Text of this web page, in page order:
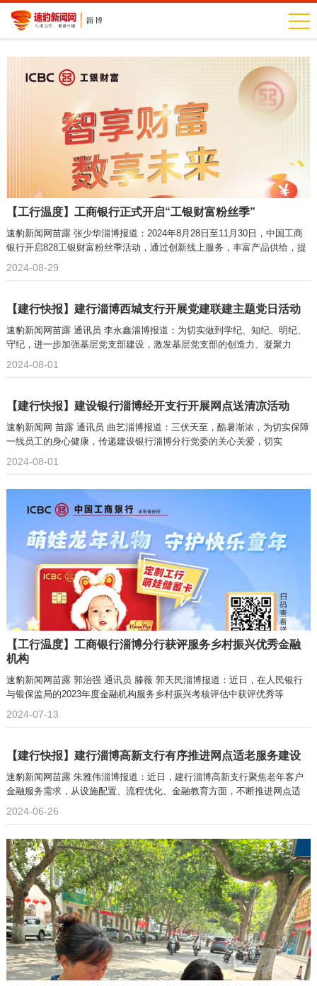
【工行温度】工商银行正式开启“工银财富粉丝季”
速豹新闻网苗露 张少华淄博报道：2024年8月28日至11月30日，中国工商
银行开启828工银财富粉丝季活动，通过创新线上服务，丰富产品供给，提
2024-08-29
【建行快报】建行淄博西城支行开展党建联建主题党日活动
速豹新闻网苗露 通讯员 李永鑫淄博报道：为切实做到学纪、知纪、明纪、
守纪，进一步加强基层党支部建设，激发基层党支部的创造力、凝聚力
2024-08-01
【建行快报】建设银行淄博经开支行开展网点送清凉活动
速豹新闻网 苗露 通讯员 曲艺淄博报道：三伏天至，酷暑渐浓，为切实保障
一线员工的身心健康，传递建设银行淄博分行党委的关心关爱，切实
2024-08-01
【工行温度】工商银行淄博分行获评服务乡村振兴优秀金融
机构
速豹新闻网苗露 郭治强 通讯员 滕薇 郭天民淄博报道：近日，在人民银行
与银保监局的2023年度金融机构服务乡村振兴考核评估中获评优秀等
2024-07-13
【建行快报】建行淄博高新支行有序推进网点适老服务建设
速豹新闻网苗露 朱雅伟淄博报道：近日，建行淄博高新支行聚焦老年客户
金融服务需求，从设施配置、流程优化、金融教育方面，不断推进网点适
2024-06-26